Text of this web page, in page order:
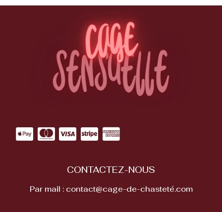
CONTACTEZ-NOUS
Par mail : contact@cage-de-chasteté.com